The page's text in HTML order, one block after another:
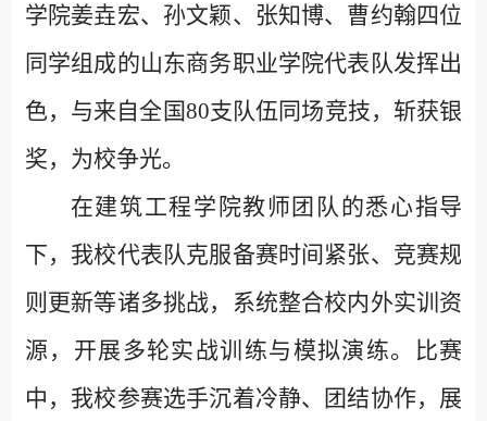
学院姜垚宏、孙文颖、张知博、曹约翰四位
同学组成的山东商务职业学院代表队发挥出
色，与来自全国80支队伍同场竞技，斩获银
奖，为校争光。
在建筑工程学院教师团队的悉心指导
下，我校代表队克服备赛时间紧张、竞赛规
则更新等诸多挑战，系统整合校内外实训资
源，开展多轮实战训练与模拟演练。比赛
中，我校参赛选手沉着冷静、团结协作，展